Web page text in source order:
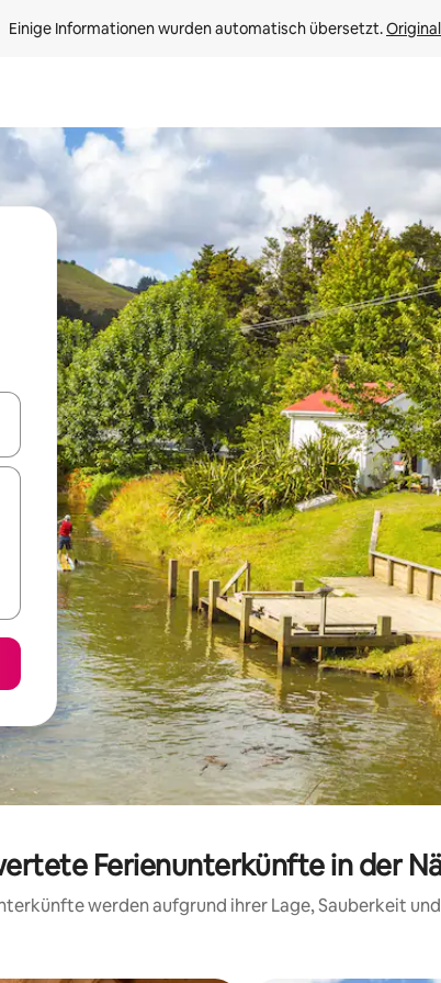
Einige Informationen wurden automatisch übersetzt.
nach oben und unten oder erkunde die
Ferienunterkünfte in der
werden aufgrund ihrer Lage, Sauberkeit